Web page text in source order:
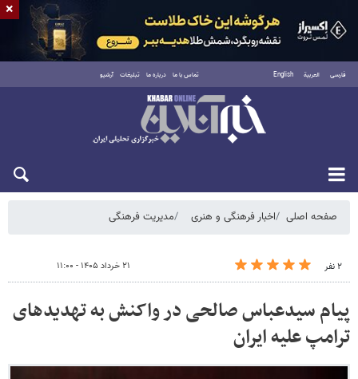
فارسی العربية English تماس با ما درباره ما تبلیغات آرشیو
شنبه ۱۷ مرداد ۱۴۰۵
صفحه اصلی اخبار فرهنگی و هنری مدیریت فرهنگی
۲ نفر ۲۱ خرداد ۱۴۰۵ - ۱۱:۰۰
پیام سیدعباس صالحی در واکنش به تهدیدهای
ترامپ علیه ایران
×